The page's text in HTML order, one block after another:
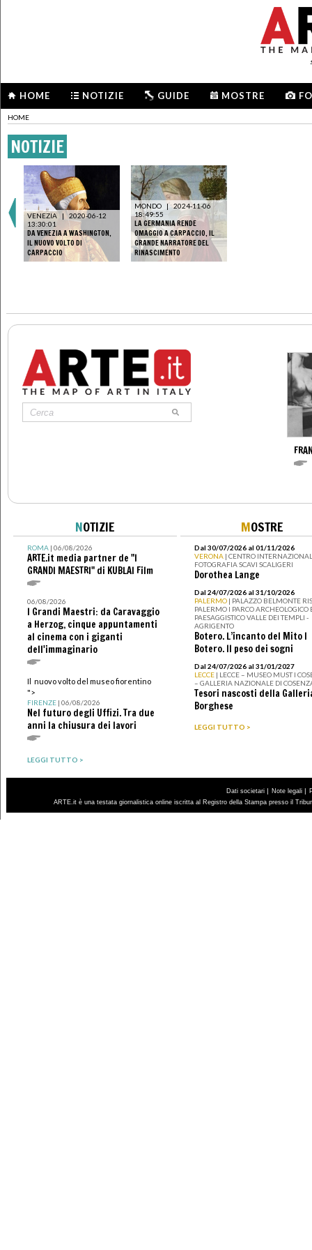
HOME NOTIZIE GUIDE MOSTRE
HOME
NOTIZIE
VENEZIA |
2020-06-12
13:30:01
DA VENEZIA A WASHINGTON,
IL NUOVO VOLTO DI
CARPACCIO
MONDO | 2024-11-06
18:49:55
LA GERMANIA RENDE
OMAGGIO A CARPACCIO, IL
GRANDE NARRATORE DEL
RINASCIMENTO
NOTIZIE
ROMA| 06/08/2026
ARTE.it media partner de "I
GRANDI MAESTRI" di KUBLAI Film
06/08/2026
I Grandi Maestri: da Caravaggio
a Herzog, cinque appuntamenti
al cinema con i giganti
dell'immaginario
Il nuovo volto del museo fiorentino
">
FIRENZE| 06/08/2026
Nel futuro degli Uffizi. Tra due
anni la chiusura dei lavori
LEGGI TUTTO >
MOSTRE
Dal 30/07/2026 al 01/11/2026
VERONA | CENTRO
FOTOGRAFIA SCAVI SCALIGERI
Dorothea Lange
Dal 24/07/2026 al 31/10/2026
PALERMO | PALAZZO BELMONTE
PALERMO I PARCO ARCHEOLOGICO
PAESAGGISTICO VALLE DEI TEMPLI -
AGRIGENTO
Botero. L’incanto del Mito I
Botero. Il peso dei sogni
Dal 24/07/2026 al 31/01/2027
LECCE | LECCE – MUSEO MUST I
– GALLERIA NAZIONALE DI
Tesori nascosti della
Borghese
LEGGI TUTTO >
Dati societari | Note legali |
ARTE.it è una testata giornalistica online iscritta al Registro della Stampa presso il